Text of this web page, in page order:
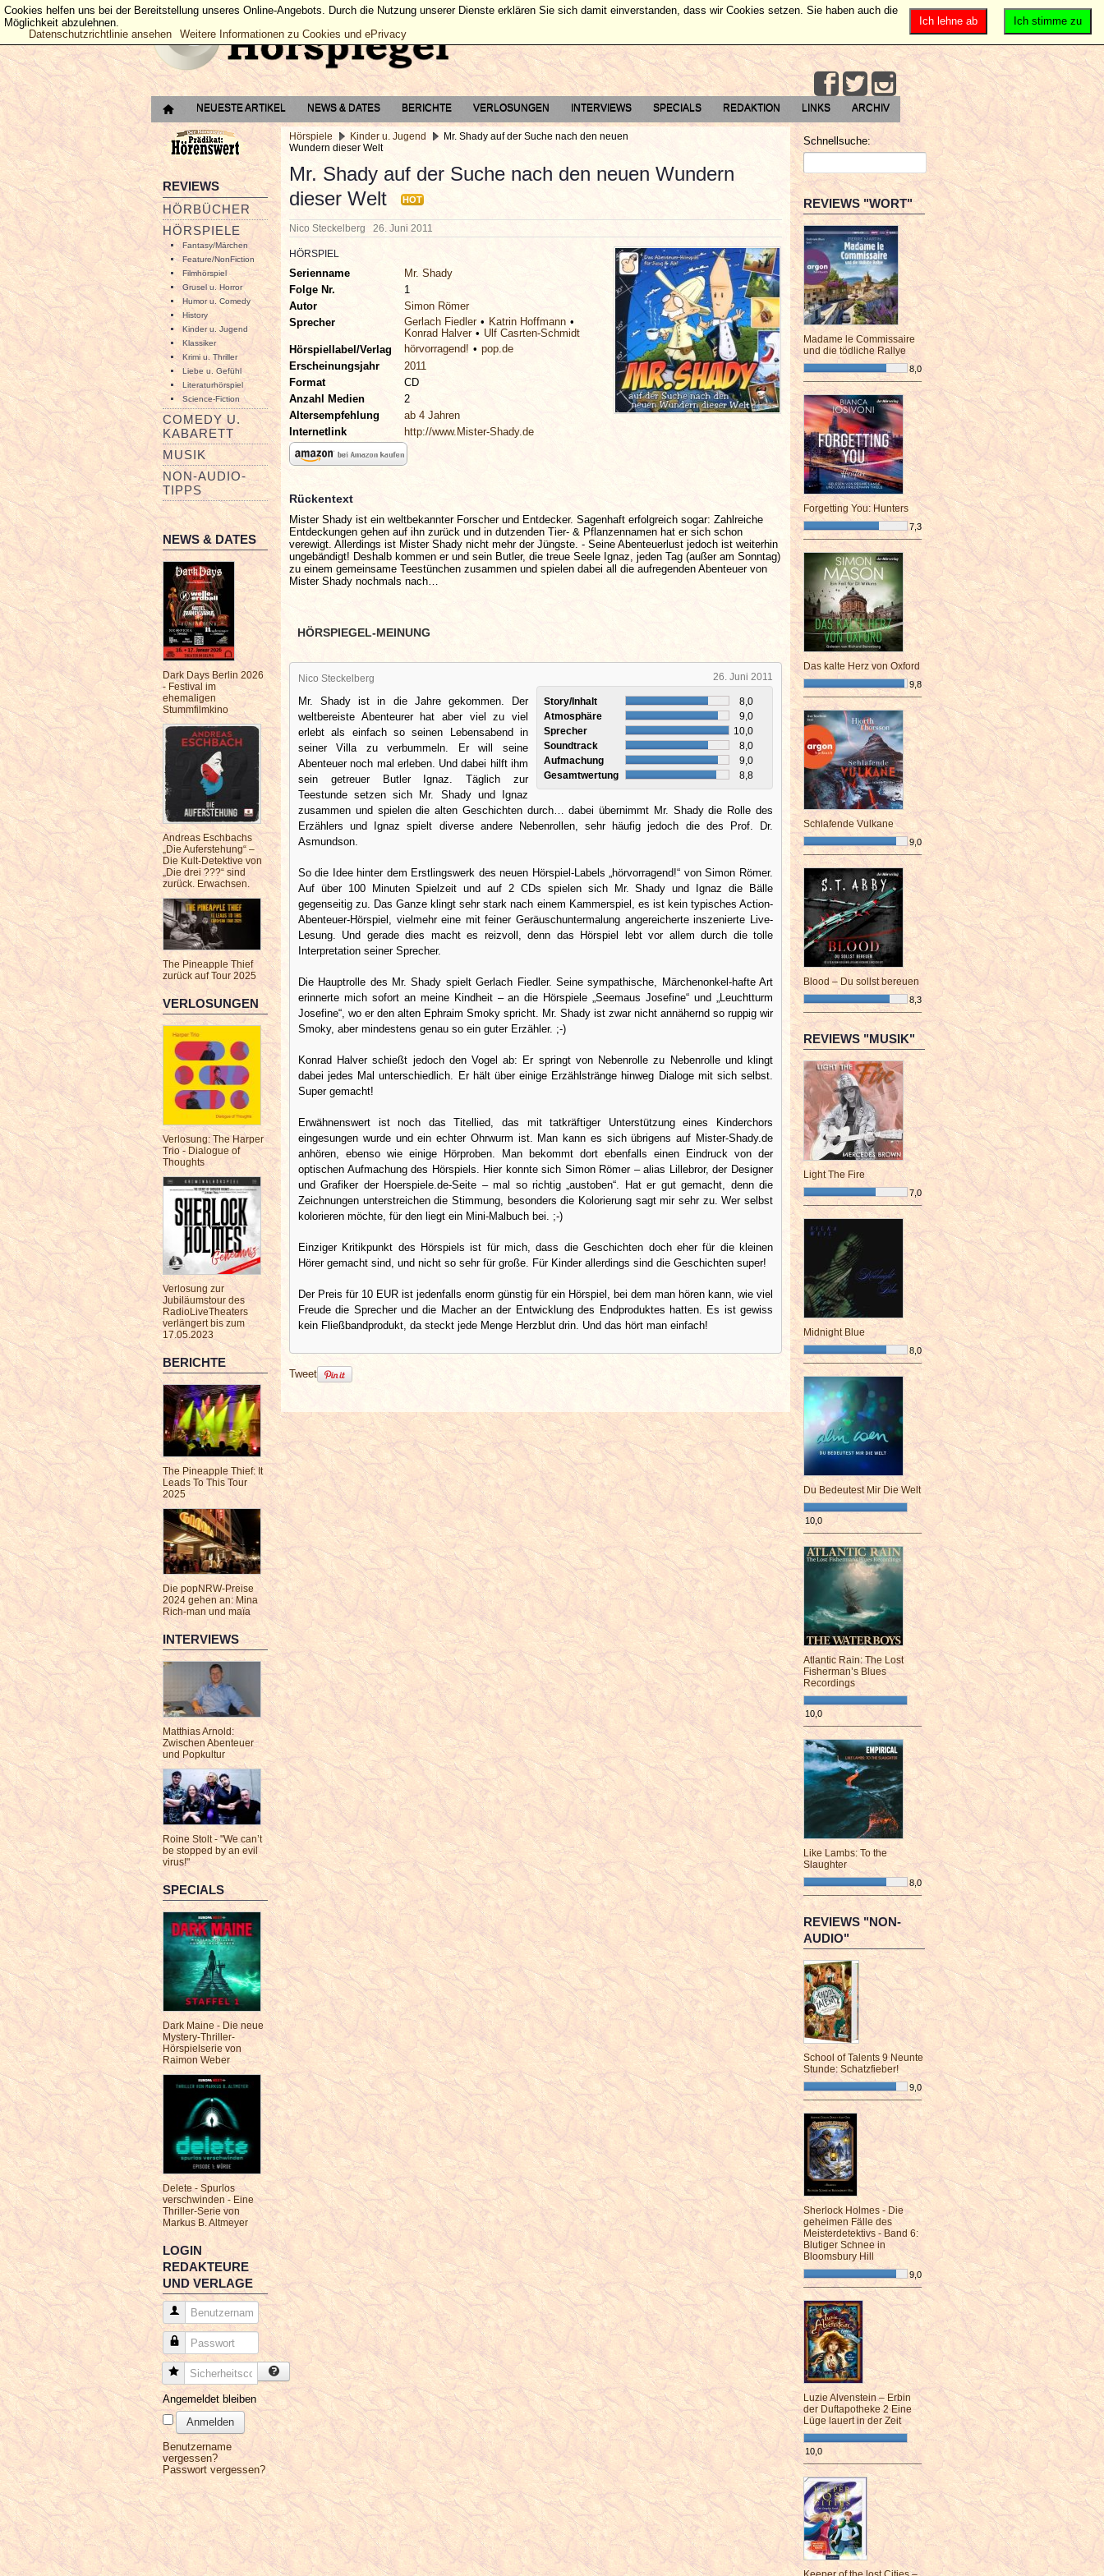
NEUESTE ARTIKEL NEWS & DATES BERICHTE VERLOSUNGEN INTERVIEWS SPECIALS REDAKTION LINKS ARCHIV
REVIEWS
HÖRBÜCHER
HÖRSPIELE
Fantasy/Märchen
Feature/NonFiction
Filmhörspiel
Grusel u. Horror
Humor u. Comedy
History
Kinder u. Jugend
Klassiker
Krimi u. Thriller
Liebe u. Gefühl
Literaturhörspiel
Science-Fiction
COMEDY U.
KABARETT
MUSIK
NON-AUDIO-
TIPPS
NEWS & DATES
Dark Days Berlin 2026
- Festival im
ehemaligen
Stummfilmkino
Andreas Eschbachs
„Die Auferstehung“ –
Die Kult-Detektive von
„Die drei ???“ sind
zurück. Erwachsen.
The Pineapple Thief
zurück auf Tour 2025
VERLOSUNGEN
Verlosung: The Harper
Trio - Dialogue of
Thoughts
Verlosung zur
Jubiläumstour des
RadioLiveTheaters
verlängert bis zum
17.05.2023
BERICHTE
The Pineapple Thief: It
Leads To This Tour
2025
Die popNRW-Preise
2024 gehen an: Mina
Rich-man und maïa
INTERVIEWS
Matthias Arnold:
Zwischen Abenteuer
und Popkultur
Roine Stolt - "We can’t
be stopped by an evil
virus!"
SPECIALS
Dark Maine - Die neue
Mystery-Thriller-
Hörspielserie von
Raimon Weber
Delete - Spurlos
verschwinden - Eine
Thriller-Serie von
Markus B. Altmeyer
LOGIN
REDAKTEURE
UND VERLAGE
Benutzername
Passwort
Sicherheitscode
Angemeldet bleiben
Anmelden
Benutzername
vergessen?
Passwort vergessen?
Hörspiele Kinder u. Jugend
Mr. Shady auf der Suche nach den neuen
Wundern dieser Welt
Mr. Shady auf der Suche nach den neuen Wundern
dieser Welt
HOT
Nico Steckelberg 26. Juni 2011
HÖRSPIEL
Serienname
Mr. Shady
Folge Nr.
1
Autor
Simon Römer
Sprecher
Gerlach Fiedler
Katrin Hoffmann
Konrad Halver
Ulf Casrten-Schmidt
Hörspiellabel/Verlag
hörvorragend!
pop.de
Erscheinungsjahr
2011
Format
CD
Anzahl Medien
2
Altersempfehlung
ab 4 Jahren
Internetlink
http://www.Mister-Shady.de
Rückentext
Mister Shady ist ein weltbekannter Forscher und Entdecker. Sagenhaft erfolgreich sogar: Zahlreiche
Entdeckungen gehen auf ihn zurück und in dutzenden Tier- & Pflanzennamen hat er sich schon
verewigt. Allerdings ist Mister Shady nicht mehr der Jüngste. - Seine Abenteuerlust jedoch ist weiterhin
ungebändigt! Deshalb kommen er und sein Butler, die treue Seele Ignaz, jeden Tag (außer am Sonntag)
zu einem gemeinsame Teestünchen zusammen und spielen dabei all die aufregenden Abenteuer von
Mister Shady nochmals nach…
HÖRSPIEGEL-MEINUNG
26. Juni 2011
Nico Steckelberg
Story/Inhalt
8,0
Atmosphäre
9,0
Sprecher
10,0
Soundtrack
8,0
Aufmachung
9,0
Gesamtwertung
8,8
Mr. Shady ist in die Jahre gekommen. Der
weltbereiste Abenteurer hat aber viel zu viel
erlebt als einfach so seinen Lebensabend in
seiner Villa zu verbummeln. Er will seine
Abenteuer noch mal erleben. Und dabei hilft ihm
sein getreuer Butler Ignaz. Täglich zur
Teestunde setzen sich Mr. Shady und Ignaz
zusammen und spielen die alten Geschichten durch… dabei übernimmt Mr. Shady die Rolle des
Erzählers und Ignaz spielt diverse andere Nebenrollen, sehr häufig jedoch die des Prof. Dr.
Asmundson.
So die Idee hinter dem Erstlingswerk des neuen Hörspiel-Labels „hörvorragend!“ von Simon Römer.
Auf über 100 Minuten Spielzeit und auf 2 CDs spielen sich Mr. Shady und Ignaz die Bälle
gegenseitig zu. Das Ganze klingt sehr stark nach einem Kammerspiel, es ist kein typisches Action-
Abenteuer-Hörspiel, vielmehr eine mit feiner Geräuschuntermalung angereicherte inszenierte Live-
Lesung. Und gerade dies macht es reizvoll, denn das Hörspiel lebt vor allem durch die tolle
Interpretation seiner Sprecher.
Die Hauptrolle des Mr. Shady spielt Gerlach Fiedler. Seine sympathische, Märchenonkel-hafte Art
erinnerte mich sofort an meine Kindheit – an die Hörspiele „Seemaus Josefine“ und „Leuchtturm
Josefine“, wo er den alten Ephraim Smoky spricht. Mr. Shady ist zwar nicht annähernd so ruppig wir
Smoky, aber mindestens genau so ein guter Erzähler. ;-)
Konrad Halver schießt jedoch den Vogel ab: Er springt von Nebenrolle zu Nebenrolle und klingt
dabei jedes Mal unterschiedlich. Er hält über einige Erzählstränge hinweg Dialoge mit sich selbst.
Super gemacht!
Erwähnenswert ist noch das Titellied, das mit tatkräftiger Unterstützung eines Kinderchors
eingesungen wurde und ein echter Ohrwurm ist. Man kann es sich übrigens auf Mister-Shady.de
anhören, ebenso wie einige Hörproben. Man bekommt dort ebenfalls einen Eindruck von der
optischen Aufmachung des Hörspiels. Hier konnte sich Simon Römer – alias Lillebror, der Designer
und Grafiker der Hoerspiele.de-Seite – mal so richtig „austoben“. Hat er gut gemacht, denn die
Zeichnungen unterstreichen die Stimmung, besonders die Kolorierung sagt mir sehr zu. Wer selbst
kolorieren möchte, für den liegt ein Mini-Malbuch bei. ;-)
Einziger Kritikpunkt des Hörspiels ist für mich, dass die Geschichten doch eher für die kleinen
Hörer gemacht sind, und nicht so sehr für große. Für Kinder allerdings sind die Geschichten super!
Der Preis für 10 EUR ist jedenfalls enorm günstig für ein Hörspiel, bei dem man hören kann, wie viel
Freude die Sprecher und die Macher an der Entwicklung des Endproduktes hatten. Es ist gewiss
kein Fließbandprodukt, da steckt jede Menge Herzblut drin. Und das hört man einfach!
Tweet
Schnellsuche:
REVIEWS "WORT"
Madame le Commissaire
und die tödliche Rallye
8,0
¯¯¯¯¯¯¯¯¯¯¯¯¯¯¯¯¯¯¯¯¯¯¯¯
Forgetting You: Hunters
7,3
¯¯¯¯¯¯¯¯¯¯¯¯¯¯¯¯¯¯¯¯¯¯¯¯
Das kalte Herz von Oxford
9,8
¯¯¯¯¯¯¯¯¯¯¯¯¯¯¯¯¯¯¯¯¯¯¯¯
Schlafende Vulkane
9,0
¯¯¯¯¯¯¯¯¯¯¯¯¯¯¯¯¯¯¯¯¯¯¯¯
Blood – Du sollst bereuen
8,3
¯¯¯¯¯¯¯¯¯¯¯¯¯¯¯¯¯¯¯¯¯¯¯¯
REVIEWS "MUSIK"
Light The Fire
7,0
¯¯¯¯¯¯¯¯¯¯¯¯¯¯¯¯¯¯¯¯¯¯¯¯
Midnight Blue
8,0
¯¯¯¯¯¯¯¯¯¯¯¯¯¯¯¯¯¯¯¯¯¯¯¯
Du Bedeutest Mir Die Welt
10,0
¯¯¯¯¯¯¯¯¯¯¯¯¯¯¯¯¯¯¯¯¯¯¯¯
Atlantic Rain: The Lost
Fisherman’s Blues
Recordings
10,0
¯¯¯¯¯¯¯¯¯¯¯¯¯¯¯¯¯¯¯¯¯¯¯¯
Like Lambs: To the
Slaughter
8,0
¯¯¯¯¯¯¯¯¯¯¯¯¯¯¯¯¯¯¯¯¯¯¯¯
REVIEWS "NON-
AUDIO"
School of Talents 9 Neunte
Stunde: Schatzfieber!
9,0
¯¯¯¯¯¯¯¯¯¯¯¯¯¯¯¯¯¯¯¯¯¯¯¯
Sherlock Holmes - Die
geheimen Fälle des
Meisterdetektivs - Band 6:
Blutiger Schnee in
Bloomsbury Hill
9,0
¯¯¯¯¯¯¯¯¯¯¯¯¯¯¯¯¯¯¯¯¯¯¯¯
Luzie Alvenstein – Erbin
der Duftapotheke 2 Eine
Lüge lauert in der Zeit
10,0
¯¯¯¯¯¯¯¯¯¯¯¯¯¯¯¯¯¯¯¯¯¯¯¯
Ich stimme zu
Ich lehne ab
Cookies helfen uns bei der Bereitstellung unseres Online-Angebots. Durch die Nutzung unserer Dienste erklären Sie sich damit einverstanden, dass wir Cookies setzen. Sie haben auch die
Möglichkeit abzulehnen.
Datenschutzrichtlinie ansehen
Weitere Informationen zu Cookies und ePrivacy